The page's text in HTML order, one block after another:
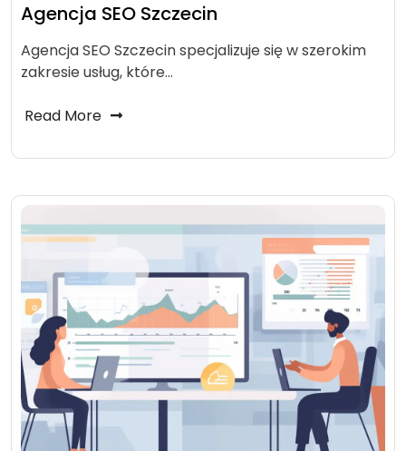
Agencja SEO Szczecin
Agencja SEO Szczecin specjalizuje się w szerokim
zakresie usług, które…
Read More